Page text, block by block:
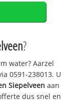
?
water? Aarzel
0591-238013. U
Siepelveen aan
dus snel en